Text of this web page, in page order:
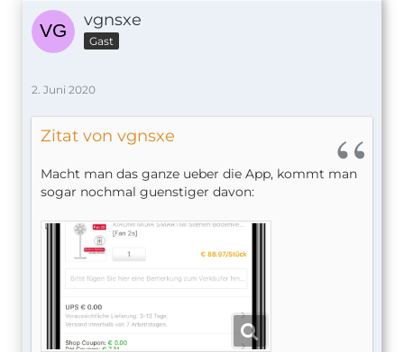
vgnsxe
Gast
2. Juni 2020
Zitat von vgnsxe
Macht man das ganze ueber die App, kommt man
sogar nochmal guenstiger davon: